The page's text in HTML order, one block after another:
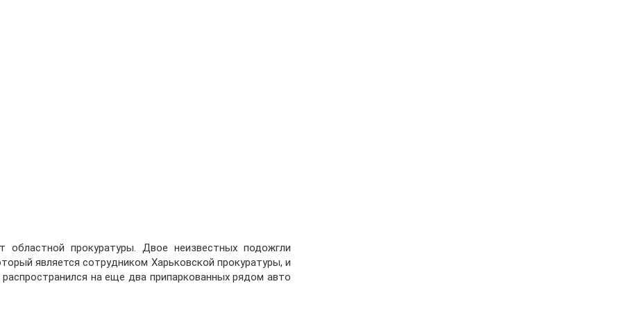
прокуратуры. Двое неизвестных подожгли
является сотрудником Харьковской прокуратуры, и
на еще два припаркованных рядом авто